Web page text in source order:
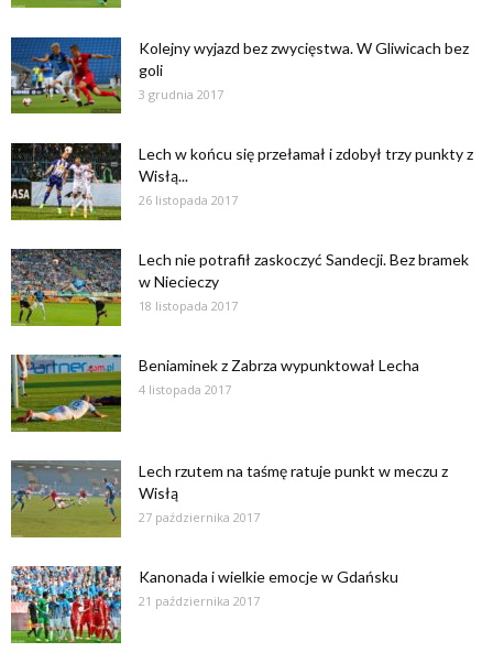
Kolejny wyjazd bez zwycięstwa. W Gliwicach bez
goli
3 grudnia 2017
Lech w końcu się przełamał i zdobył trzy punkty z
Wisłą...
26 listopada 2017
Lech nie potrafił zaskoczyć Sandecji. Bez bramek
w Niecieczy
18 listopada 2017
Beniaminek z Zabrza wypunktował Lecha
4 listopada 2017
Lech rzutem na taśmę ratuje punkt w meczu z
Wisłą
27 października 2017
Kanonada i wielkie emocje w Gdańsku
21 października 2017